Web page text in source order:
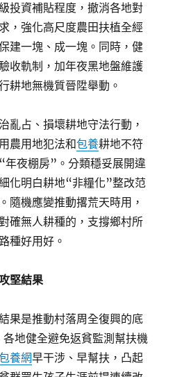
投資補貼程度，撤消各地對
，強化高尺度農田扶植全經
建一塊、成一塊。同時，健
收軌制，加年夜黑地盤維護
耕地無機質晉陞舉動。
亂占、損壞耕地守法行動，
農用地犯法和包養耕地不符
年夜棚房”。分類穩妥展開違
化明白耕地“非糧化”整改范
隨機應變推動撂荒天時用，
確無人耕種的，支撐鄉村所
種好用好。
堅結果
果是推動村落周全復興的底
地健全避免返貧監測幫扶機
養網早干涉、早幫扶，凸起